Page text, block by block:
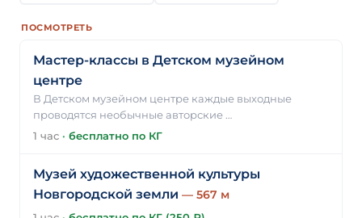
ПОСМОТРЕТЬ
Мастер-классы в Детском музейном
центре
В Детском музейном центре каждые выходные
проводятся необычные авторские …
1 час · бесплатно по КГ
Музей художественной культуры
Новгородской земли — 567 м